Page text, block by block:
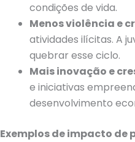
condições de vida.
Menos violência e
atividades ilícitas. A
quebrar esse ciclo.
Mais inovação e
e iniciativas
desenvolvimento
Exemplos de impacto